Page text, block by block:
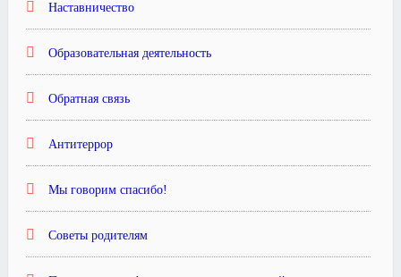
Наставничество
Образовательная деятельность
Обратная связь
Антитеррор
Мы говорим спасибо!
Советы родителям